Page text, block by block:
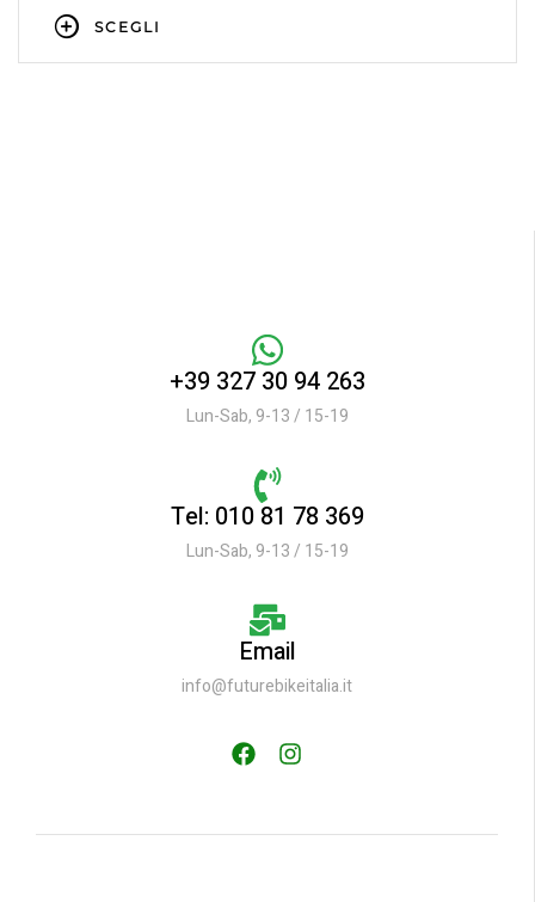
SCEGLI
+39 327 30 94 263
Lun-Sab, 9-13 / 15-19
Tel: 010 81 78 369
Lun-Sab, 9-13 / 15-19
Email
info@futurebikeitalia.it